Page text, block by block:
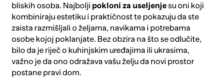
bliskih osoba. Najbolji pokloni za useljenjesu oni koji
kombiniraju estetiku i praktičnost te pokazuju da ste
zaista razmišljali o željama, navikama i potrebama
osobe kojoj poklanjate. Bez obzira na što se odlučite,
bilo da je riječ o kuhinjskim uređajima ili ukrasima,
važno je da ono odražava vašu želju da novi prostor
postane pravi dom.